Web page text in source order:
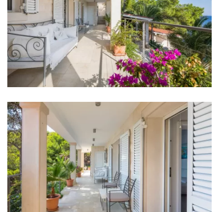
Kupaonica 4: en suite, umivaonik, wc, tuš
Kupaonica 5: en suite, umivaonik, wc, tuš
Kupaonica 6: en suite, umivaonik, wc, tuš
Perilica rublja
Sušilo za kosu
Pegla za robu
Ručnici